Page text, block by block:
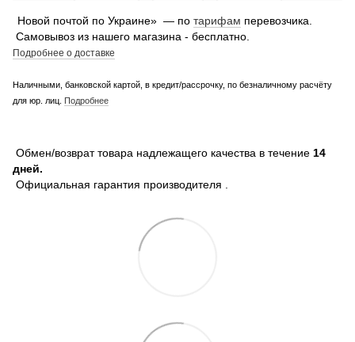
Новой почтой по Украине» — по тарифам перевозчика.
Самовывоз из нашего магазина - бесплатно.
Подробнее о доставке
Наличными, банковской картой, в кредит/рассрочку, по безналичному расчёту
для юр. лиц. Подробнее
Обмен/возврат товара надлежащего качества в течение 14
дней.
Официальная гарантия производителя .